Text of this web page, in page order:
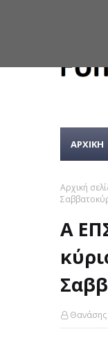
ΑΡΧΙΚΗ
Αρχική
Α
Θανάσης